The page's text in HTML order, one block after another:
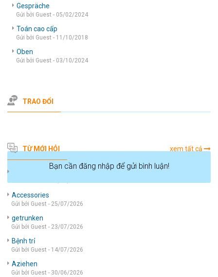
Gespräche
Gửi bởi Guest - 05/02/2024
Toán cao cấp
Gửi bởi Guest - 11/10/2018
Oben
Gửi bởi Guest - 03/10/2024
TRAO ĐỔI
Bạn cần đăng nhập để gửi bình luận!
TỪ MỚI HỎI xem tất cả
Accessories
Gửi bởi Guest - 25/07/2026
getrunken
Gửi bởi Guest - 23/07/2026
Bệnh trỉ
Gửi bởi Guest - 14/07/2026
Aziehen
Gửi bởi Guest - 30/06/2026